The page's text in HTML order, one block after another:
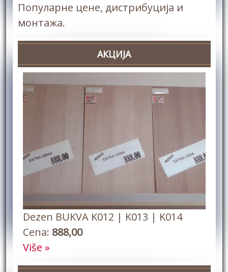
Популарне цене, дистрибуција и
монтажа.
АКЦИЈА
Dezen BUKVA K012 | K013 | K014
Cena: 888,00
Više »